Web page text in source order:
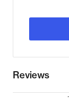
Reviews